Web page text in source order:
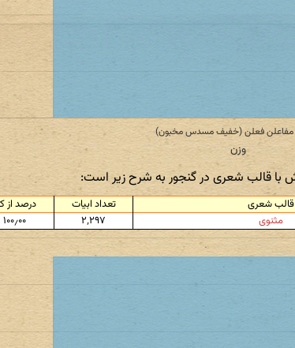
با قالب شعری در گنجور به شرح زیر است:
قالب شعری تعداد ابیات
درصد از
مثنوی ۲٬۲۹۷ ۱۰۰٫۰۰